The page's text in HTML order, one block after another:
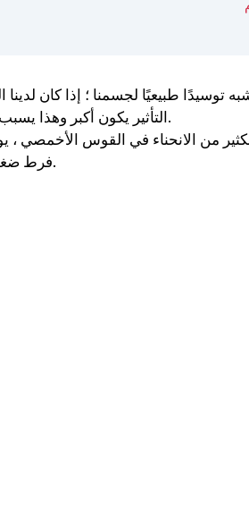
توسيدًا طبيعيًا لجسمنا ؛ إذا كان لدينا
التأثير يكون أكبر وهذا يسبب الالتهاب والألم.
من الانحناء في القوس الأخمصي ،
فرط ضغط في المنطقة.
لقد غير موقع استشارات اللياقة
البدنية هذا أسلوب حياتي حقًا.
كان من السهل اتباع خطط